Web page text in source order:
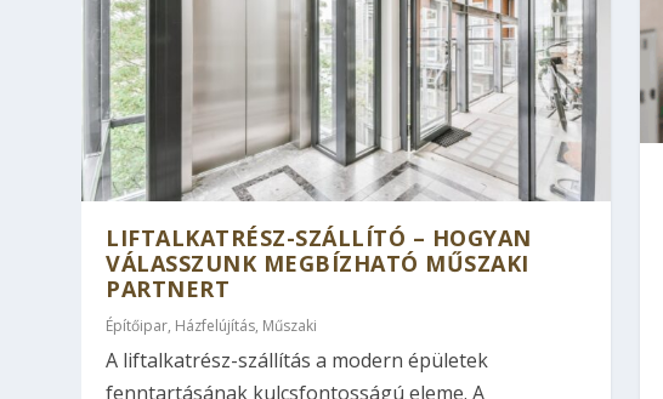
LIFTALKATRÉSZ-SZÁLLÍTÓ – HOGYAN
VÁLASSZUNK MEGBÍZHATÓ MŰSZAKI
PARTNERT
Építőipar, Házfelújítás, Műszaki
A liftalkatrész-szállítás a modern épületek
fenntartásának kulcsfontosságú eleme. A